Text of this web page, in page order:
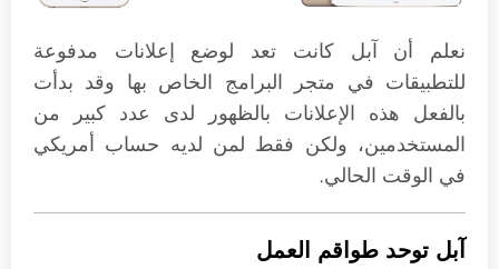
نعلم أن آبل كانت تعد لوضع إعلانات مدفوعة
للتطبيقات في متجر البرامج الخاص بها وقد بدأت
بالفعل هذه الإعلانات بالظهور لدى عدد كبير من
المستخدمين، ولكن فقط لمن لديه حساب أمريكي
في الوقت الحالي.
آبل توحد طواقم العمل